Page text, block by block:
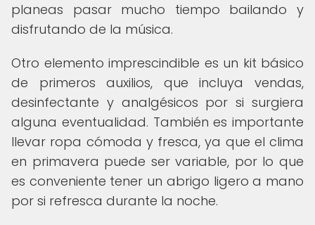
planeas pasar mucho tiempo bailando y
disfrutando de la música.
Otro elemento imprescindible es un kit básico
de primeros auxilios, que incluya vendas,
desinfectante y analgésicos por si surgiera
alguna eventualidad. También es importante
llevar ropa cómoda y fresca, ya que el clima
en primavera puede ser variable, por lo que
es conveniente tener un abrigo ligero a mano
por si refresca durante la noche.